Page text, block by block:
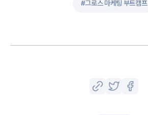
#그로스 마케팅 부트캠프